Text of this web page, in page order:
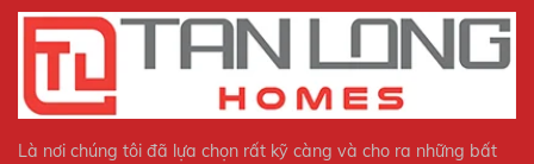
Là nơi chúng tôi đã lựa chọn rất kỹ càng và cho ra những bất